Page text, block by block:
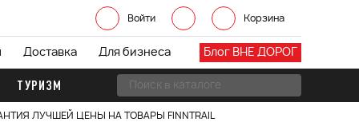
Войти Корзина
Блог ВНЕ ДОРОГ
Доставка Для бизнеса
ТУРИЗМ
ЛУЧШЕЙ ЦЕНЫ НА ТОВАРЫ FINNTRAIL